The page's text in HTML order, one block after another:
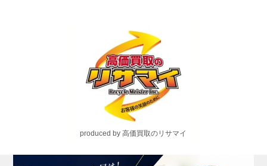
produced by 高価買取のリサマイ